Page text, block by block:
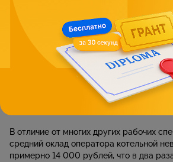
К физическим требованиям можно
острый слух и хорошее зрение.
При проблемах с центральной нервной
и сосудами, органами дыхания
отказать в трудоустройстве.
В отличие от многих других рабочих
средний оклад оператора котельной
примерно 14 000 рублей, что в два